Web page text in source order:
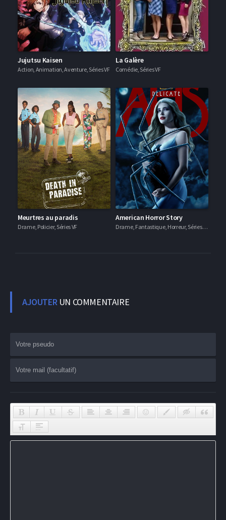
Jujutsu Kaisen
Action, Animation, Aventure, Séries VF
La Galère
Comédie, Séries VF
Meurtres au paradis
Drame, Policier, Séries VF
American Horror Story
Drame, Fantastique, Horreur, Séries VF
AJOUTER UN COMMENTAIRE